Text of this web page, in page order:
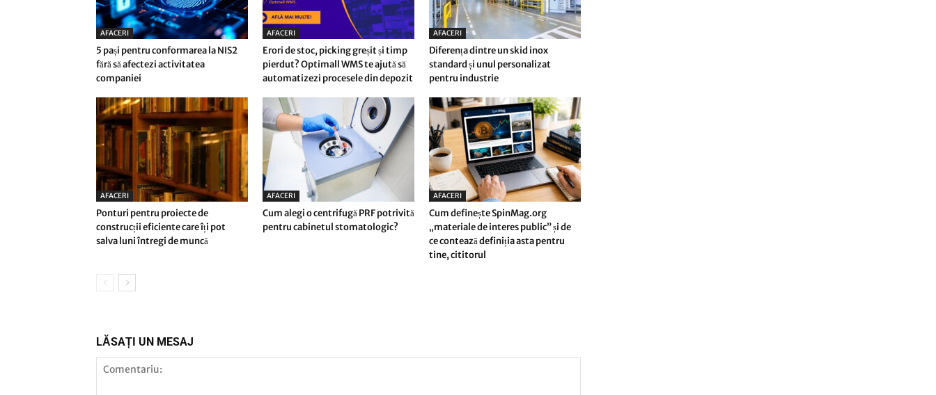
AFACERI
5 pași pentru conformarea la NIS2
fără să afectezi activitatea
companiei
AFACERI
Erori de stoc, picking greșit și timp
pierdut? Optimall WMS te ajută să
automatizezi procesele din depozit
AFACERI
Diferența dintre un skid inox
standard și unul personalizat
pentru industrie
AFACERI
Ponturi pentru proiecte de
construcții eficiente care îți pot
salva luni întregi de muncă
AFACERI
Cum alegi o centrifugă PRF potrivită
pentru cabinetul stomatologic?
AFACERI
Cum definește SpinMag.org
„materiale de interes public” și de
ce contează definiția asta pentru
tine, cititorul
LĂSAȚI UN MESAJ